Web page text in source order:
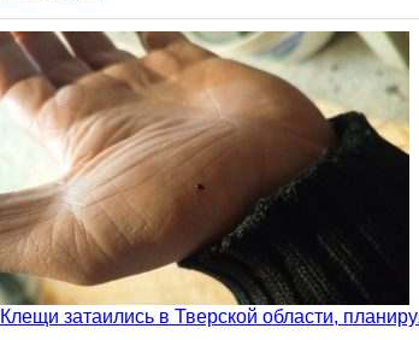
Клещи затаились в Тверской области,